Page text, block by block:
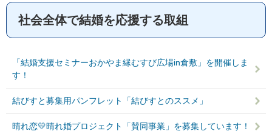
社会全体で結婚を応援する取組
「結婚支援セミナーおかやま縁むすび広場in倉敷」を開催しま
す！
結びすと募集用パンフレット「結びすとのススメ」
晴れ恋💛晴れ婚プロジェクト「賛同事業」を募集しています！